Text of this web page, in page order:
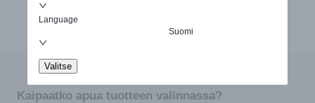
Language
Suomi
Valitse
Kaipaatko apua tuotteen valinnassa?